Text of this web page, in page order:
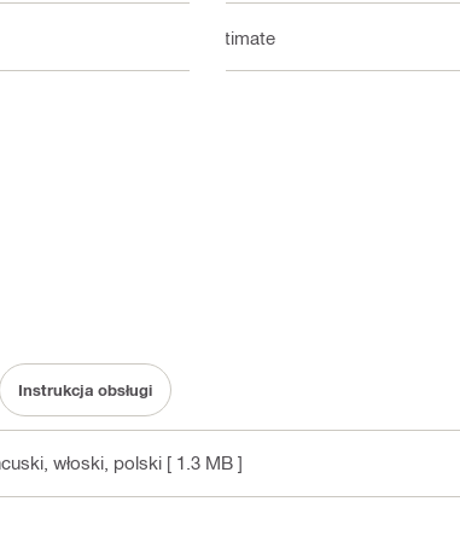
Ultimate
Instrukcja obsługi
włoski, polski [ 1.3 MB ]